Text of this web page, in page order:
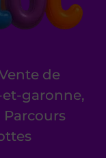
de
garonne,
Parcours